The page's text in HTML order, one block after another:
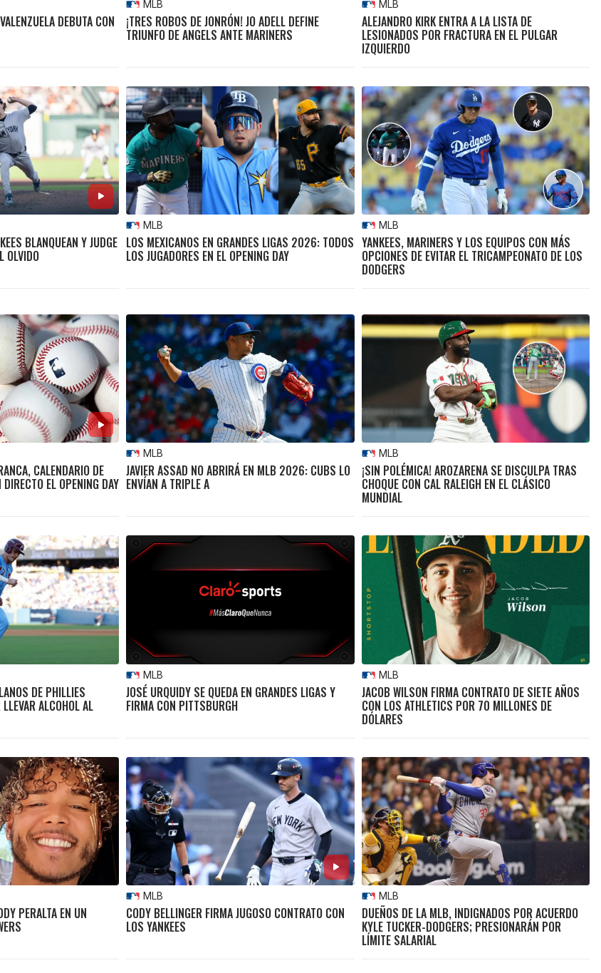
DEBUTA CON
MLB
¡TRES ROBOS DE JONRÓN! JO ADELL DEFINE
TRIUNFO DE ANGELS ANTE MARINERS
MLB
ALEJANDRO KIRK ENTRA A LA LISTA DE
LESIONADOS POR FRACTURA EN EL PULGAR
IZQUIERDO
BLANQUEAN Y JUDGE
OLVIDO
MLB
LOS MEXICANOS EN GRANDES LIGAS 2026: TODOS
LOS JUGADORES EN EL OPENING DAY
MLB
YANKEES, MARINERS Y LOS EQUIPOS CON MÁS
OPCIONES DE EVITAR EL TRICAMPEONATO DE LOS
DODGERS
CALENDARIO DE
EL OPENING DAY
MLB
JAVIER ASSAD NO ABRIRÁ EN MLB 2026: CUBS LO
ENVÍAN A TRIPLE A
MLB
¡SIN POLÉMICA! AROZARENA SE DISCULPA TRAS
CHOQUE CON CAL RALEIGH EN EL CLÁSICO
MUNDIAL
DE PHILLIES
ALCOHOL AL
MLB
JOSÉ URQUIDY SE QUEDA EN GRANDES LIGAS Y
FIRMA CON PITTSBURGH
MLB
JACOB WILSON FIRMA CONTRATO DE SIETE AÑOS
CON LOS ATHLETICS POR 70 MILLONES DE
DÓLARES
PERALTA EN UN
MLB
CODY BELLINGER FIRMA JUGOSO CONTRATO CON
LOS YANKEES
MLB
DUEÑOS DE LA MLB, INDIGNADOS POR ACUERDO
KYLE TUCKER-DODGERS; PRESIONARÁN POR
LÍMITE SALARIAL